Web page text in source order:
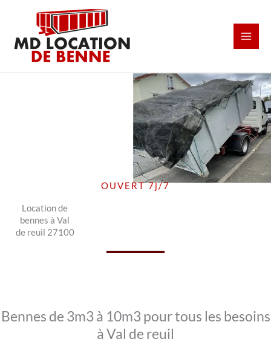
contenu
OUVERT 7j/7
Location de
bennes à Val
de reuil 27100
Bennes de 3m3 à 10m3 pour tous les besoins
à Val de reuil